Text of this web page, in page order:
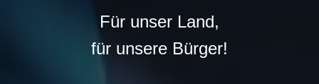
Für unser Land,
für unsere Bürger!